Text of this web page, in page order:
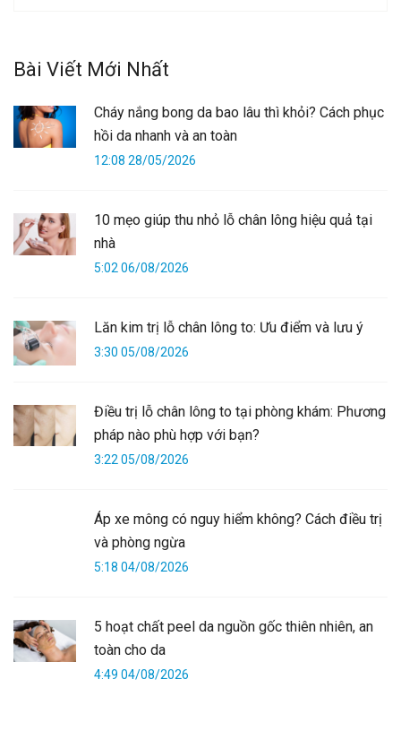
Bài Viết Mới Nhất
Cháy nắng bong da bao lâu thì khỏi? Cách phục
hồi da nhanh và an toàn
12:08 28/05/2026
10 mẹo giúp thu nhỏ lỗ chân lông hiệu quả tại
nhà
5:02 06/08/2026
Lăn kim trị lỗ chân lông to: Ưu điểm và lưu ý
3:30 05/08/2026
Điều trị lỗ chân lông to tại phòng khám: Phương
pháp nào phù hợp với bạn?
3:22 05/08/2026
Áp xe mông có nguy hiểm không? Cách điều trị
và phòng ngừa
5:18 04/08/2026
5 hoạt chất peel da nguồn gốc thiên nhiên, an
toàn cho da
4:49 04/08/2026